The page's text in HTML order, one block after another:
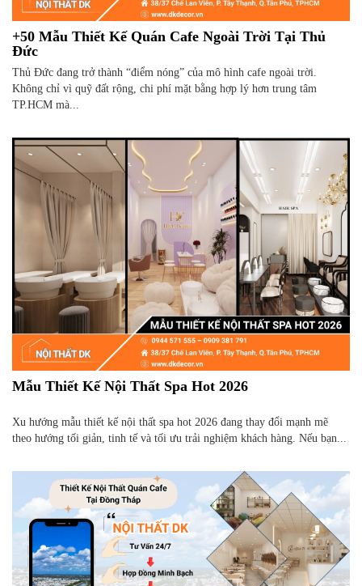
+50 Mẫu Thiết Kế Quán Cafe Ngoài Trời Tại Thủ
Đức
Thủ Đức đang trở thành “điểm nóng” của mô hình cafe ngoài trời.
Không chỉ vì quỹ đất rộng, chi phí mặt bằng hợp lý hơn trung tâm
TP.HCM mà...
Mẫu Thiết Kế Nội Thất Spa Hot 2026
Xu hướng mẫu thiết kế nội thất spa hot 2026 đang thay đổi mạnh mẽ
theo hướng tối giản, tinh tế và tối ưu trải nghiệm khách hàng. Nếu bạn...